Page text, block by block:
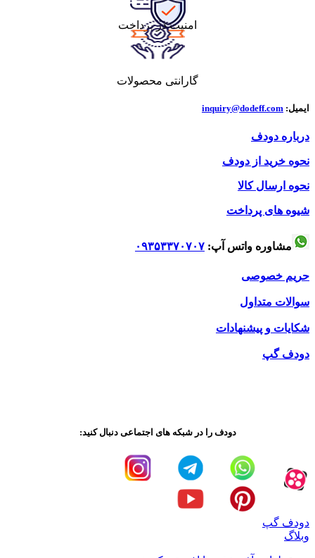
امنیت در پرداخت
گارانتی محصولات
ایمیل: inquiry@dodeff.com
درباره دودف
نحوه خرید از دودف
نحوه ارسال کالا
شیوه های پرداخت
مشاوره واتس آپ: ۰۹۳۵۳۳۷۰۷۰۷
حریم خصوصی
سوالات متداول
شکایات و پیشنهادات
دودف گپ
دودف را در شبکه های اجتماعی دنبال کنید:
دودف گپ
وبلاگ